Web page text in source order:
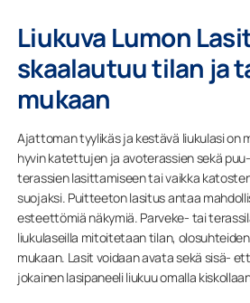
Liukuva Lumon
skaalautuu tilan ja
mukaan
Ajattoman tyylikäs ja kestävä liukulasi on
hyvin katettujen ja avoterassien sekä
terassien lasittamiseen tai vaikka
suojaksi. Puitteeton lasitus antaa
esteettömiä näkymiä. Parveke- tai
liukulaseilla mitoitetaan tilan,
mukaan. Lasit voidaan avata sekä sisä-
jokainen lasipaneeli liukuu omalla